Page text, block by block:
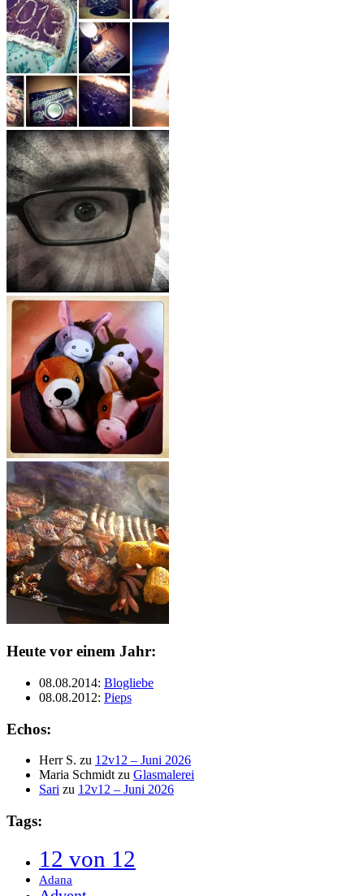
Heute vor einem Jahr:
08.08.2014: Blogliebe
08.08.2012: Pieps
Echos:
Herr S. zu 12v12 – Juni 2026
Maria Schmidt zu Glasmalerei
Sari zu 12v12 – Juni 2026
Tags:
12 von 12
Adana